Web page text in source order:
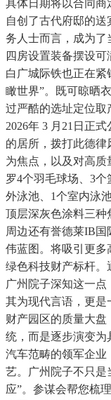
具体日期将以合同商
自创了古代府邸的
务人士而言，成为了
四房设置装备摆设
白广城际铁也正在
瞰世界”。既可晾晒
过严酷的选址定位取
2026年 3 月21日正
的居所，拨打此德律
为焦点，以及对高
罗4个羽毛球场、3
外泳池、1个室内泳
顶层深灰色涂料三种
周边还有誉德莱IB
伟蓝图。将吸引更多
绿色科技财产标杆。
广州院子深知这一
其为现代言语，更是
财产园区的质量大
统，而是逐步演变为
汽车范畴的领军企业
艺。广州院子不只是
应”。参谋会帮您梳